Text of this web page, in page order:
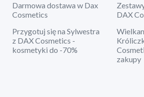
Darmowa dostawa w Dax
Cosmetics
DAX
Przygotuj się na Sylwestra
z DAX Cosmetics -
kosmetyki do -70%
zakupy